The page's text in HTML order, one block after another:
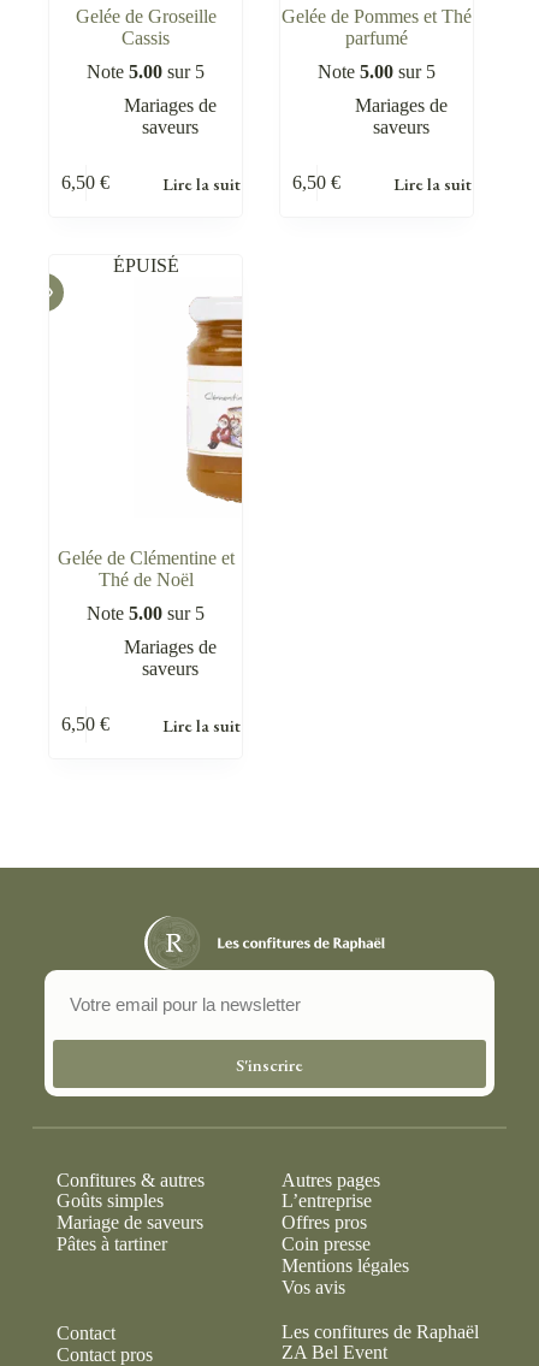
Gelée de Groseille
Cassis
Note5.00 sur 5
Mariages de
saveurs
6,50€ Lire la suite
Gelée de Pommes et Thé
parfumé
Note5.00 sur 5
Mariages de
saveurs
6,50€ Lire la suite
ÉPUISÉ
Gelée de Clémentine et
Thé de Noël
Note5.00 sur 5
Mariages de
saveurs
6,50€ Lire la suite
S'inscrire
Confitures & autres
Goûts simples
Mariage de saveurs
Pâtes à tartiner
Autres pages
L’entreprise
Offres pros
Coin presse
Mentions légales
Vos avis
Contact
Contact pros
Les confitures de Raphaël
ZA Bel Event